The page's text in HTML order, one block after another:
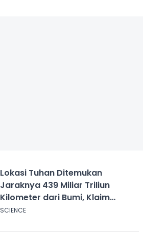
Lokasi Tuhan Ditemukan
Jaraknya 439 Miliar Triliun
Kilometer dari Bumi, Klaim
Ilmuwan Harvard
SCIENCE